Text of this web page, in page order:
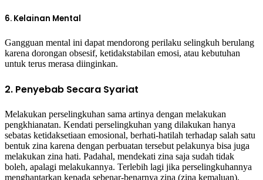
6. Kelainan Mental
Gangguan mental ini dapat mendorong perilaku selingkuh berulang
karena dorongan obsesif, ketidakstabilan emosi, atau kebutuhan
untuk terus merasa diinginkan.
2. Penyebab Secara Syariat
Melakukan perselingkuhan sama artinya dengan melakukan
pengkhianatan. Kendati perselingkuhan yang dilakukan hanya
sebatas ketidaksetiaan emosional, berhati-hatilah terhadap salah satu
bentuk zina karena dengan perbuatan tersebut pelakunya bisa juga
melakukan zina hati. Padahal, mendekati zina saja sudah tidak
boleh, apalagi melakukannya. Terlebih lagi jika perselingkuhannya
menghantarkan kepada sebenar-benarnya zina (zina kemaluan).